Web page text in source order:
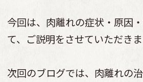
今回は、肉離れの症状・原因
て、ご説明をさせていただきま
次回のブログでは、肉離れの